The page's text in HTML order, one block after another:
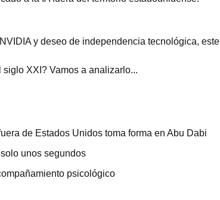
y deseo de independencia tecnológica, este
XXI? Vamos a analizarlo...
de Estados Unidos toma forma en Abu Dabi
unos segundos
psicológico